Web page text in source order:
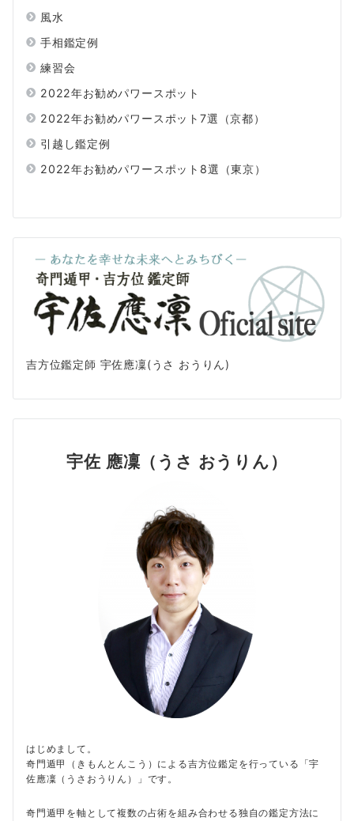
風水
手相鑑定例
練習会
2022年お勧めパワースポット
2022年お勧めパワースポット7選（京都）
引越し鑑定例
2022年お勧めパワースポット8選（東京）
吉方位鑑定師 宇佐應凜(うさ おうりん)
宇佐 應凜（うさ おうりん）
はじめまして。
奇門遁甲（きもんとんこう）による吉方位鑑定を行っている「宇
佐應凜（うさおうりん）」です。
奇門遁甲を軸として複数の占術を組み合わせる独自の鑑定方法に